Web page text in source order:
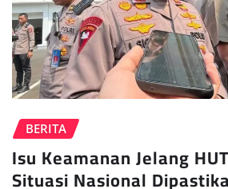
BERITA
Isu Keamanan Jelang
Situasi Nasional